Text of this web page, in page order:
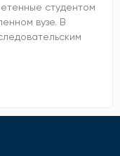
студентом
вузе. В